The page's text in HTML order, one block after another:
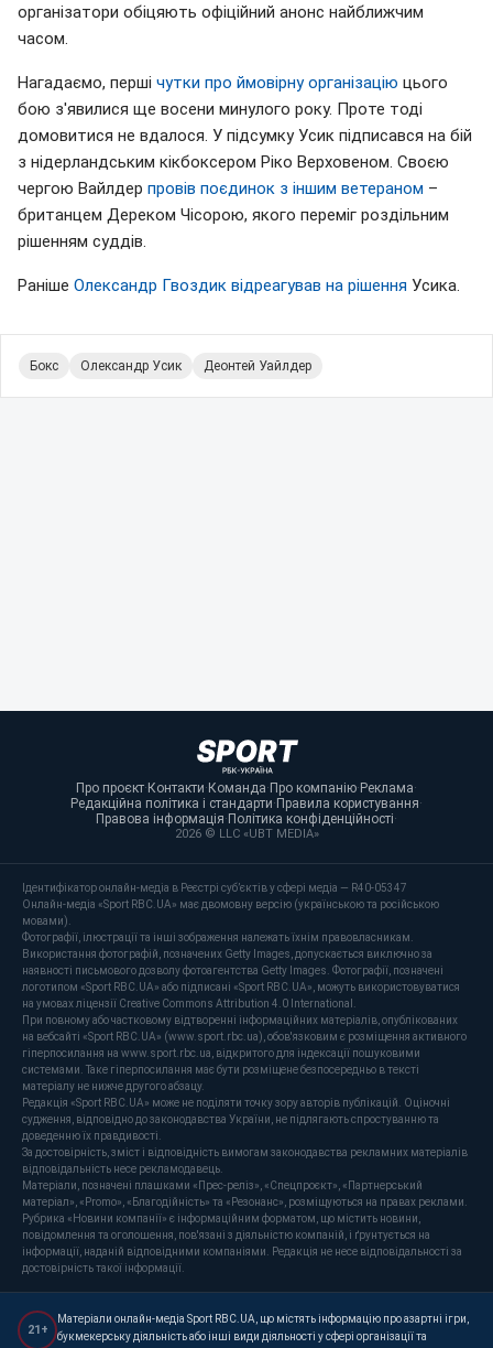
організатори обіцяють офіційний анонс найближчим
часом.
Нагадаємо, перші чутки про ймовірну організацію цього
бою з'явилися ще восени минулого року. Проте тоді
домовитися не вдалося. У підсумку Усик підписався на бій
з нідерландським кікбоксером Ріко Верховеном. Своєю
чергою Вайлдер провів поєдинок з іншим ветераном –
британцем Дереком Чісорою, якого переміг роздільним
рішенням суддів.
Раніше Олександр Гвоздик відреагував на рішення Усика.
Бокс Олександр Усик Деонтей Уайлдер
Про проєкт·Контакти·Команда·Про компанію·Реклама·
Редакційна політика і стандарти·Правила користування·
Правова інформація·Політика конфіденційності·
2026 © LLC «UBT MEDIA»
Ідентифікатор онлайн-медіа в Реєстрі суб’єктів у сфері медіа — R40-05347
Онлайн-медіа «Sport RBC.UA» має двомовну версію (українською та російською
мовами).
Фотографії, ілюстрації та інші зображення належать їхнім правовласникам.
Використання фотографій, позначених Getty Images, допускається виключно за
наявності письмового дозволу фотоагентства Getty Images. Фотографії, позначені
логотипом «Sport RBC.UA» або підписані «Sport RBC.UA», можуть використовуватися
на умовах ліцензії Creative Commons Attribution 4.0 International.
При повному або частковому відтворенні інформаційних матеріалів, опублікованих
на вебсайті «Sport RBC.UA» (www.sport.rbc.ua), обов'язковим є розміщення активного
гіперпосилання на www.sport.rbc.ua, відкритого для індексації пошуковими
системами. Таке гіперпосилання має бути розміщене безпосередньо в тексті
матеріалу не нижче другого абзацу.
Редакція «Sport RBC.UA» може не поділяти точку зору авторів публікацій. Оціночні
судження, відповідно до законодавства України, не підлягають спростуванню та
доведенню їх правдивості.
За достовірність, зміст і відповідність вимогам законодавства рекламних матеріалів
відповідальність несе рекламодавець.
Матеріали, позначені плашками «Прес-реліз», «Спецпроєкт», «Партнерський
матеріал», «Promo», «Благодійність» та «Резонанс», розміщуються на правах реклами.
Рубрика «Новини компанії» є інформаційним форматом, що містить новини,
повідомлення та оголошення, пов'язані з діяльністю компаній, і ґрунтується на
інформації, наданій відповідними компаніями. Редакція не несе відповідальності за
достовірність такої інформації.
21+
Матеріали онлайн-медіа Sport RBC.UA, що містять інформацію про азартні ігри,
букмекерську діяльність або інші види діяльності у сфері організації та